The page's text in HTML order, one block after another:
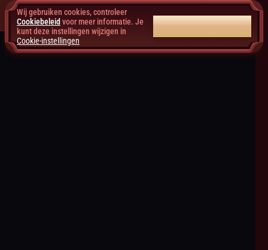
Wij gebruiken cookies, controleer
Cookiebeleid voor meer informatie. Je
kunt deze instellingen wijzigen in
Cookie-instellingen
ALLES ACCEPTEREN